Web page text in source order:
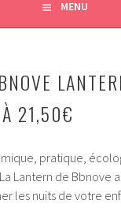
MENU
21,50€
pratique,
Lantern de Bbnove
les nuits de votre